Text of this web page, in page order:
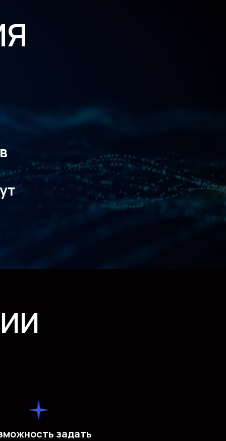
задать